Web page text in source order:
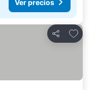
Ver precios
Compartir
Añadir